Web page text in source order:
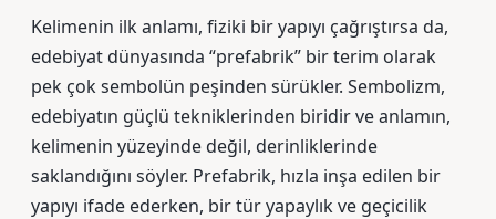
Kelimenin ilk anlamı, fiziki bir yapıyı çağrıştırsa da,
edebiyat dünyasında “prefabrik” bir terim olarak
pek çok sembolün peşinden sürükler. Sembolizm,
edebiyatın güçlü tekniklerinden biridir ve anlamın,
kelimenin yüzeyinde değil, derinliklerinde
saklandığını söyler. Prefabrik, hızla inşa edilen bir
yapıyı ifade ederken, bir tür yapaylık ve geçicilik